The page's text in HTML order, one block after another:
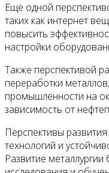
Еще одной
таких как интернет
повысить
настройки
Также перспективой
переработки
промышленности на
зависимость от
Перспективы
технологий и
Развитие